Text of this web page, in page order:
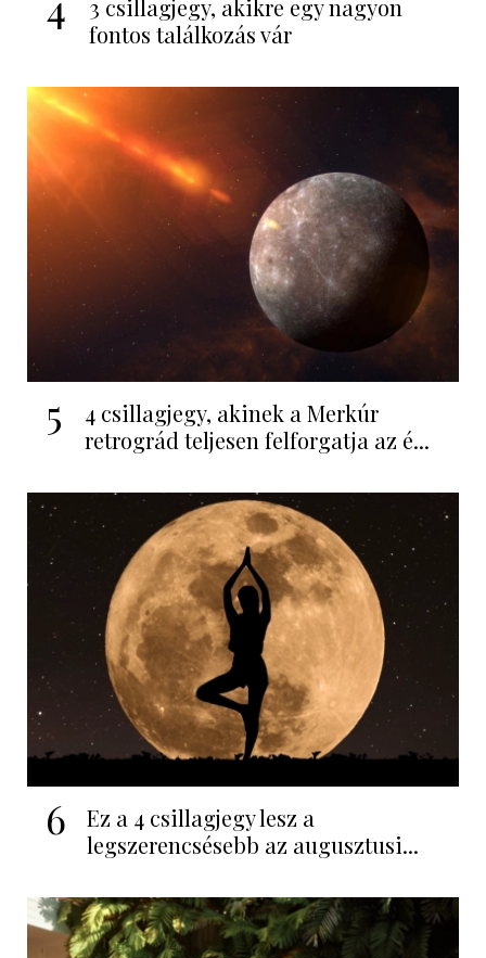
3 csillagjegy, akikre egy nagyon
fontos találkozás vár
5
4 csillagjegy, akinek a Merkúr
retrográd teljesen felforgatja az é...
6
Ez a 4 csillagjegy lesz a
legszerencsésebb az augusztusi...